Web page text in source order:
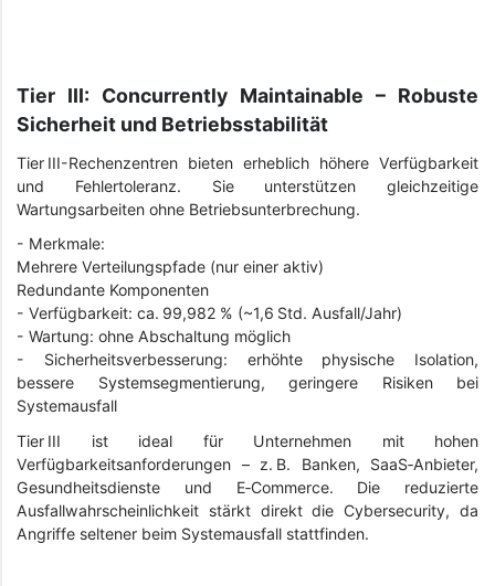
Tier III: Concurrently Maintainable – Robuste
Sicherheit und Betriebsstabilität
Tier III-Rechenzentren bieten erheblich höhere Verfügbarkeit
und Fehlertoleranz. Sie unterstützen gleichzeitige
Wartungsarbeiten ohne Betriebsunterbrechung.
- Merkmale:
Mehrere Verteilungspfade (nur einer aktiv)
Redundante Komponenten
- Verfügbarkeit: ca. 99,982 % (~1,6 Std. Ausfall/Jahr)
- Wartung: ohne Abschaltung möglich
- Sicherheitsverbesserung: erhöhte physische Isolation,
bessere Systemsegmentierung, geringere Risiken bei
Systemausfall
Tier III ist ideal für Unternehmen mit hohen
Verfügbarkeitsanforderungen – z. B. Banken, SaaS‑Anbieter,
Gesundheitsdienste und E‑Commerce. Die reduzierte
Ausfallwahrscheinlichkeit stärkt direkt die Cyber­security, da
Angriffe seltener beim Systemausfall stattfinden.